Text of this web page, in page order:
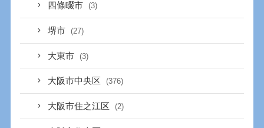
四條畷市 (3)
堺市 (27)
大東市 (3)
大阪市中央区 (376)
大阪市住之江区 (2)